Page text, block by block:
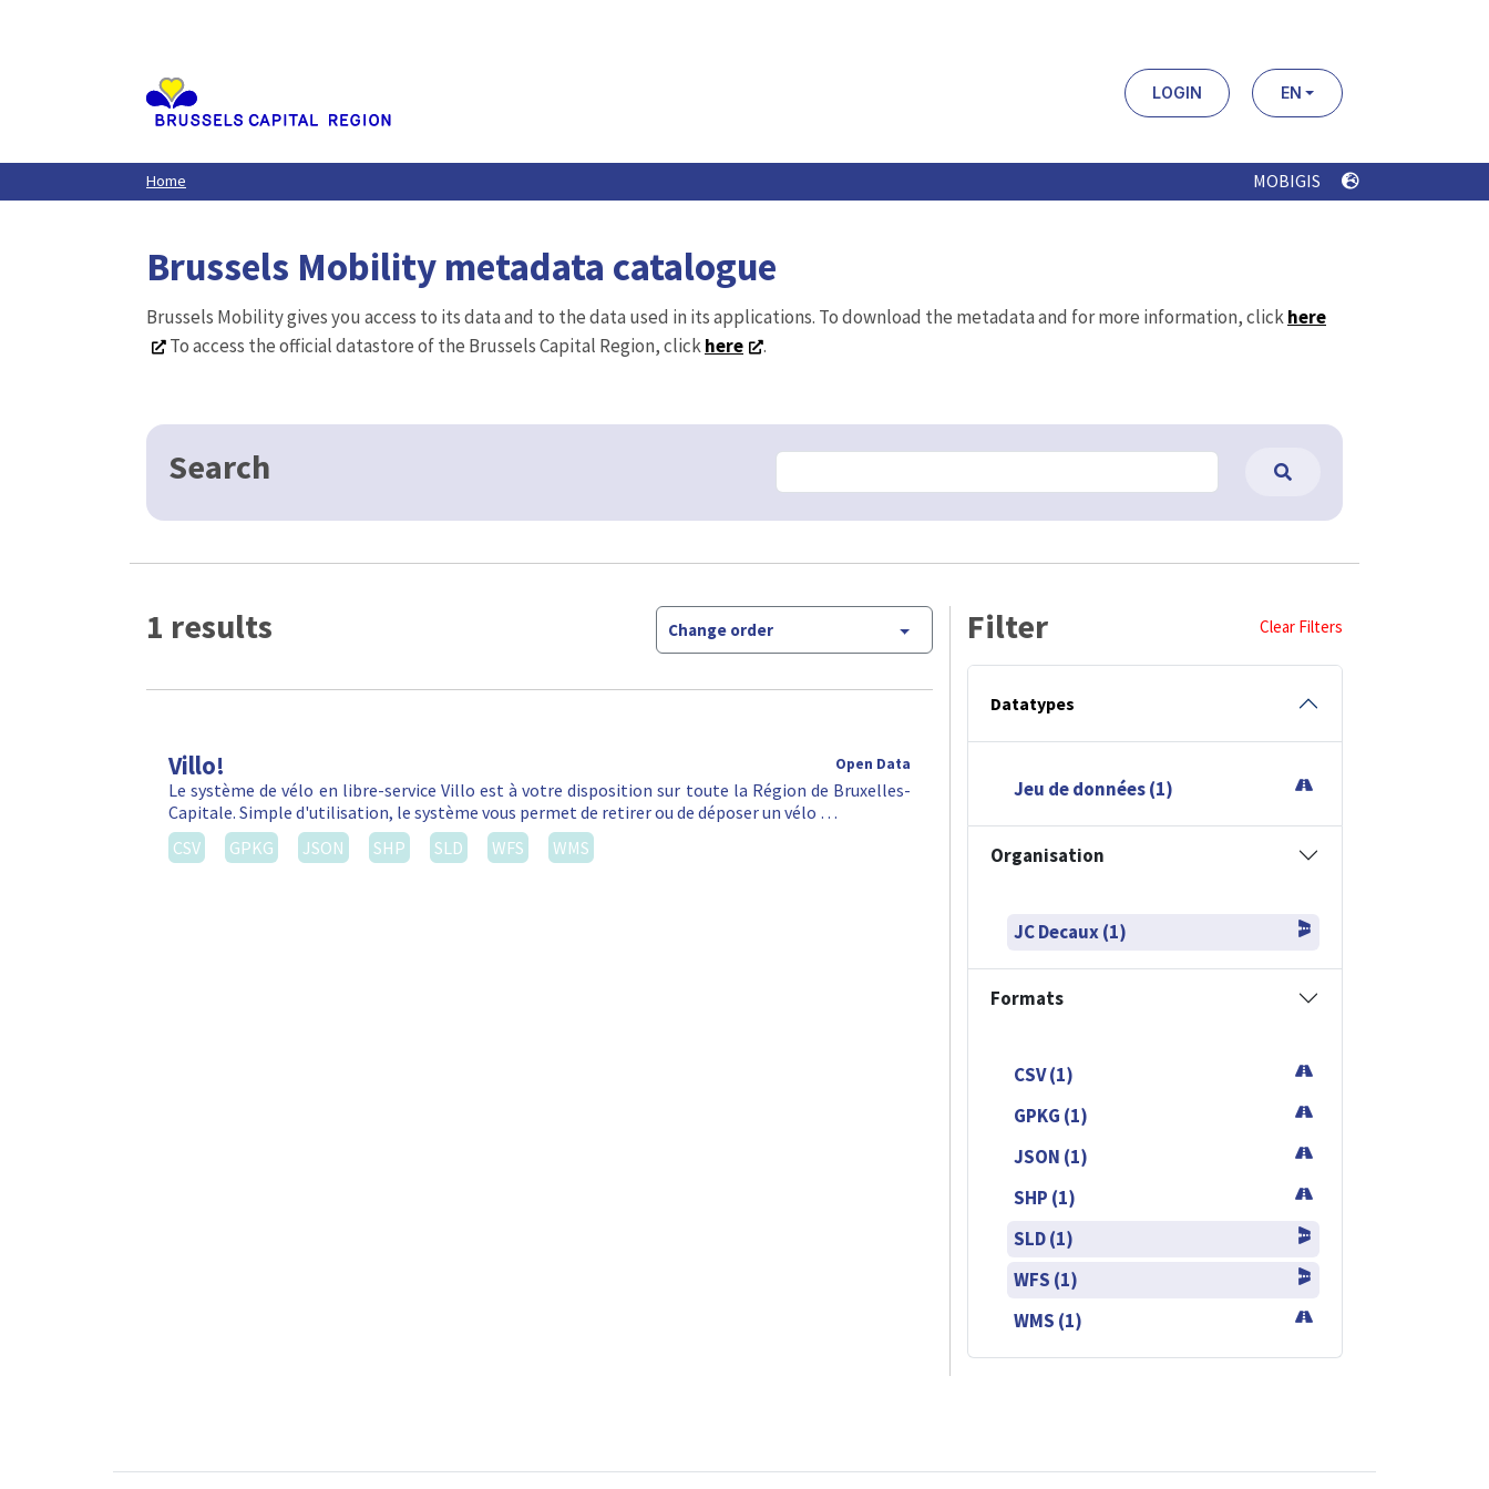
LOGIN EN
Home MOBIGIS
Brussels Mobility metadata catalogue
Brussels Mobility gives you access to its data and to the data used in its applications. To download the metadata and for more information, clickhere
To access the official datastore of the Brussels Capital Region, clickhere .
Search
1 results Change order
Villo! Open Data
Le système de vélo en libre-service Villo est à votre disposition sur toute la Région de Bruxelles-
Capitale. Simple d'utilisation, le système vous permet de retirer ou de déposer un vélo …
CSV
GPKG JSON SHP SLD WFS WMS
Filter Clear Filters
Datatypes
Jeu de données (1)
Organisation
JC Decaux (1)
Formats
CSV (1)
GPKG (1)
JSON (1)
SHP (1)
SLD (1)
WFS (1)
WMS (1)